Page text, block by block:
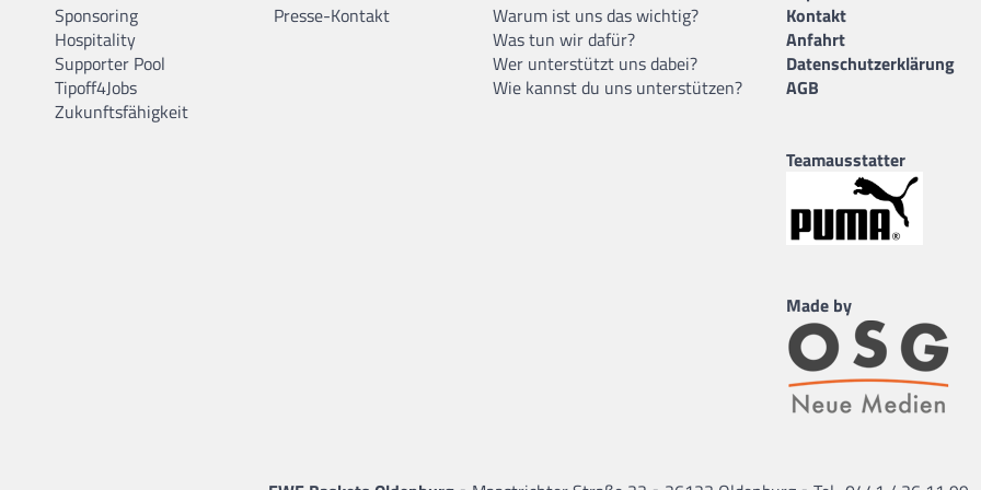
Sponsoring
Hospitality
Supporter Pool
Tipoff4Jobs
Zukunftsfähigkeit
Presse-Kontakt
Warum ist uns das wichtig?
Was tun wir dafür?
Wer unterstützt uns dabei?
Wie kannst du uns unterstützen?
Kontakt
Anfahrt
Datenschutzerklärung
AGB
Teamausstatter
Made by